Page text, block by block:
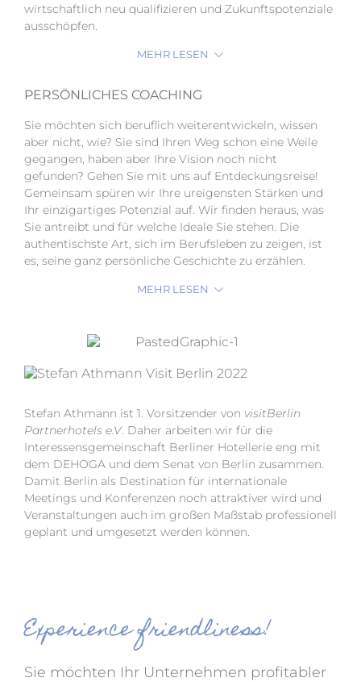
wirtschaftlich neu qualifizieren und Zukunftspotenziale
ausschöpfen.
MEHR LESEN
PERSÖNLICHES COACHING
Sie möchten sich beruflich weiterentwickeln, wissen
aber nicht, wie? Sie sind Ihren Weg schon eine Weile
gegangen, haben aber Ihre Vision noch nicht
gefunden? Gehen Sie mit uns auf Entdeckungsreise!
Gemeinsam spüren wir Ihre ureigensten Stärken und
Ihr einzigartiges Potenzial auf. Wir finden heraus, was
Sie antreibt und für welche Ideale Sie stehen. Die
authentischste Art, sich im Berufsleben zu zeigen, ist
es, seine ganz persönliche Geschichte zu erzählen.
MEHR LESEN
Stefan Athmann ist 1. Vorsitzender von visitBerlin
Partnerhotels e.V. Daher arbeiten wir für die
Interessensgemeinschaft Berliner Hotellerie eng mit
dem DEHOGA und dem Senat von Berlin zusammen.
Damit Berlin als Destination für internationale
Meetings und Konferenzen noch attraktiver wird und
Veranstaltungen auch im großen Maßstab professionell
geplant und umgesetzt werden können.
Experience friendliness!
Sie möchten Ihr Unternehmen profitabler